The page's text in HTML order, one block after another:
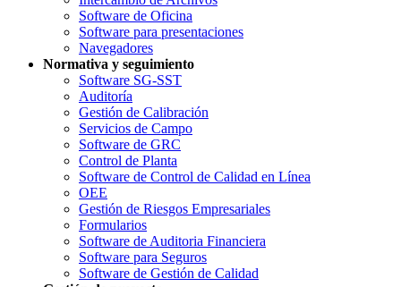
Software de Oficina
Software para presentaciones
Navegadores
Normativa y seguimiento
Software SG-SST
Auditoría
Gestión de Calibración
Servicios de Campo
Software de GRC
Control de Planta
Software de Control de Calidad en Línea
OEE
Gestión de Riesgos Empresariales
Formularios
Software de Auditoria Financiera
Software para Seguros
Software de Gestión de Calidad